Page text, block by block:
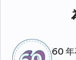
60 年